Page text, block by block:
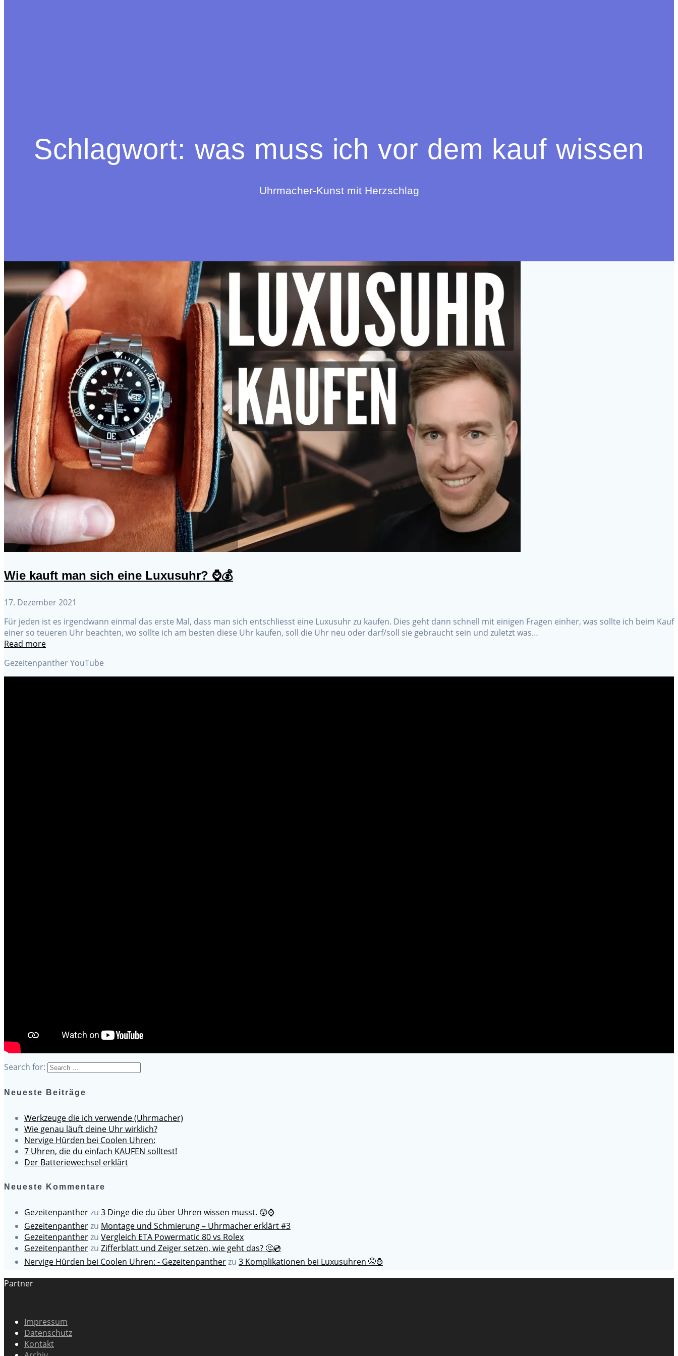
Schlagwort: was muss ich vor dem kauf wissen
Uhrmacher-Kunst mit Herzschlag
Wie kauft man sich eine Luxusuhr? ⌚💰
17. Dezember 2021
Für jeden ist es irgendwann einmal das erste Mal, dass man sich entschliesst eine Luxusuhr zu kaufen. Dies geht dann schnell mit einigen Fragen einher, was sollte ich beim Kauf
einer so teueren Uhr beachten, wo sollte ich am besten diese Uhr kaufen, soll die Uhr neu oder darf/soll sie gebraucht sein und zuletzt was…
Read more
Gezeitenpanther YouTube
Search for:
Neueste Beiträge
Werkzeuge die ich verwende (Uhrmacher)
Wie genau läuft deine Uhr wirklich?
Nervige Hürden bei Coolen Uhren:
7 Uhren, die du einfach KAUFEN solltest!
Der Batteriewechsel erklärt
Neueste Kommentare
Gezeitenpantherzu 3 Dinge die du über Uhren wissen musst. 😲⌚
Gezeitenpantherzu Montage und Schmierung – Uhrmacher erklärt #3
Gezeitenpantherzu Vergleich ETA Powermatic 80 vs Rolex
Gezeitenpantherzu Zifferblatt und Zeiger setzen, wie geht das? 🤔💿
Nervige Hürden bei Coolen Uhren: - Gezeitenpantherzu 3 Komplikationen bei Luxusuhren 🤫⌚
Partner
Impressum
Datenschutz
Kontakt